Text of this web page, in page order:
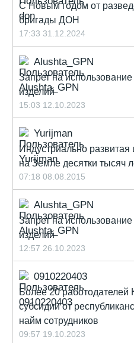
С Новым годом от
бригады ДОН
17:33 31.12.2024
Alushta_GPN
Запрет на
изделий
15:03 12.10.2023
Yurijman
Индустриально развитая
на Земле десятки тысяч
07:18 08.08.2015
Alushta_GPN
Запрет на
изделий
12:57 26.10.2023
0910220403
Более 20 работодателей
субсидии от
найм сотрудников
09:57 19.10.2023